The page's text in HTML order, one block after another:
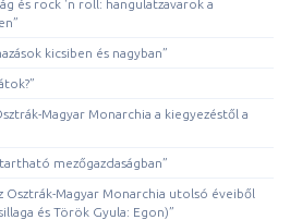
és rock 'n roll: hangulatzavarok a
kicsiben és nagyban”
Magyar Monarchia a kiegyezéstől a
mezőgazdaságban”
Osztrák-Magyar Monarchia utolsó éveiből
és Török Gyula: Egon)”